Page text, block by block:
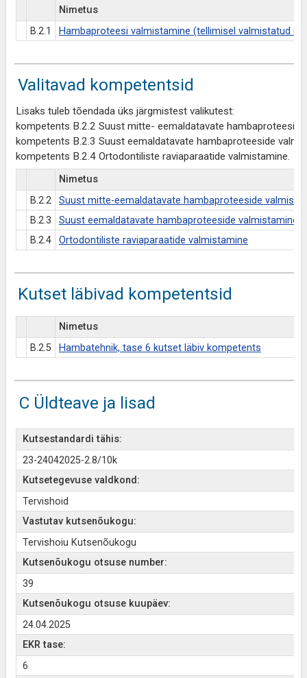
Nimetus
B.2.1
Hambaproteesi valmistamine (tellimisel valmistatud
Valitavad kompetentsid
Lisaks tuleb tõendada üks järgmistest valikutest:
kompetents B.2.2 Suust mitte- eemaldatavate
kompetents B.2.3 Suust eemaldatavate hambaproteeside
kompetents B.2.4 Ortodontiliste raviaparaatide valmistamine.
Nimetus
B.2.2
Suust mitte-eemaldatavate hambaproteeside
B.2.3
Suust eemaldatavate hambaproteeside valmistamine
B.2.4
Ortodontiliste raviaparaatide valmistamine
Kutset läbivad kompetentsid
Nimetus
B.2.5
Hambatehnik, tase 6 kutset läbiv kompetents
C Üldteave ja lisad
Kutsestandardi tähis:
23-24042025-2.8/10k
Kutsetegevuse valdkond:
Tervishoid
Vastutav kutsenõukogu:
Tervishoiu Kutsenõukogu
Kutsenõukogu otsuse number:
39
Kutsenõukogu otsuse kuupäev:
24.04.2025
EKR tase:
6